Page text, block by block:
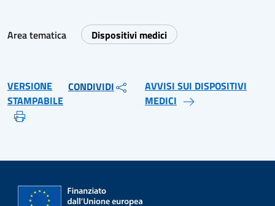
Area tematica Dispositivi medici
VERSIONE
STAMPABILE
CONDIVIDI
AVVISI SUI DISPOSITIVI
MEDICI